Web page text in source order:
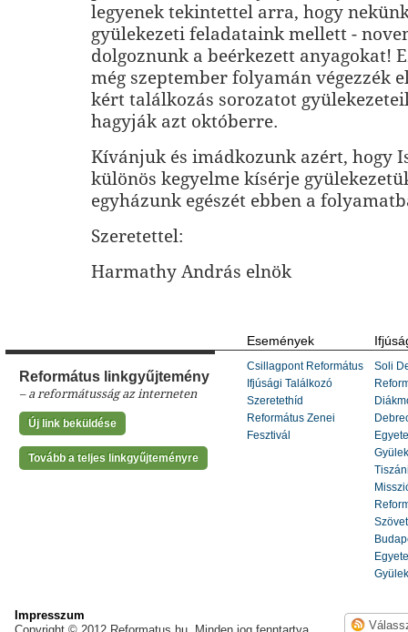
legyenek tekintettel arra, hogy
gyülekezeti feladataink mellett -
dolgoznunk a beérkezett anyagokat!
még szeptember folyamán végezzék
kért találkozás sorozatot
hagyják azt októberre.
Kívánjuk és imádkozunk azért, hogy
különös kegyelme kísérje
egyházunk egészét ebben a
Szeretettel:
Harmathy András elnök
Református linkgyűjtemény
– a reformátusság az interneten
Új link beküldése
Tovább a teljes linkgyűjteményre
Események
Csillagpont Református
Ifjúsági Találkozó
Szeretethíd
Református Zenei
Fesztivál
Soli
Impresszum